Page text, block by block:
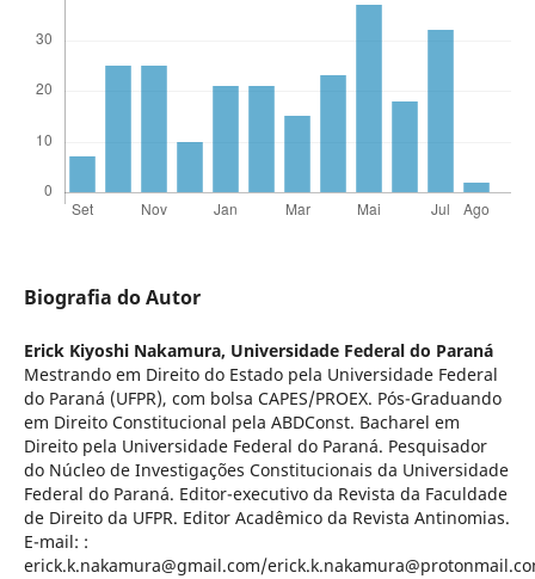
Biografia do Autor
Erick Kiyoshi Nakamura, Universidade Federal do Paraná
Mestrando em Direito do Estado pela Universidade Federal
do Paraná (UFPR), com bolsa CAPES/PROEX. Pós-Graduando
em Direito Constitucional pela ABDConst. Bacharel em
Direito pela Universidade Federal do Paraná. Pesquisador
do Núcleo de Investigações Constitucionais da Universidade
Federal do Paraná. Editor-executivo da Revista da Faculdade
de Direito da UFPR. Editor Acadêmico da Revista Antinomias.
E-mail: :
erick.k.nakamura@gmail.com/